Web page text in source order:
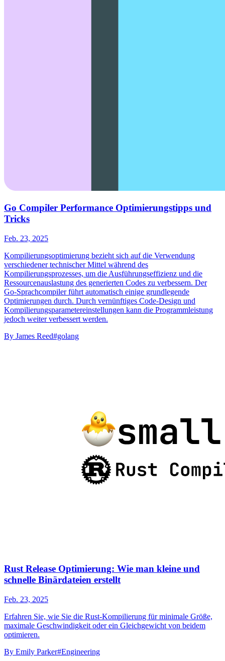
Go Compiler Performance Optimierungstipps und
Tricks
Feb. 23, 2025
Kompilierungsoptimierung bezieht sich auf die Verwendung
verschiedener technischer Mittel während des
Kompilierungsprozesses, um die Ausführungseffizienz und die
Ressourcenauslastung des generierten Codes zu verbessern. Der
Go-Sprachcompiler führt automatisch einige grundlegende
Optimierungen durch. Durch vernünftiges Code-Design und
Kompilierungsparametereinstellungen kann die Programmleistung
jedoch weiter verbessert werden.
By James Reed#golang
Rust Release Optimierung: Wie man kleine und
schnelle Binärdateien erstellt
Feb. 23, 2025
Erfahren Sie, wie Sie die Rust-Kompilierung für minimale Größe,
maximale Geschwindigkeit oder ein Gleichgewicht von beidem
optimieren.
By Emily Parker#Engineering